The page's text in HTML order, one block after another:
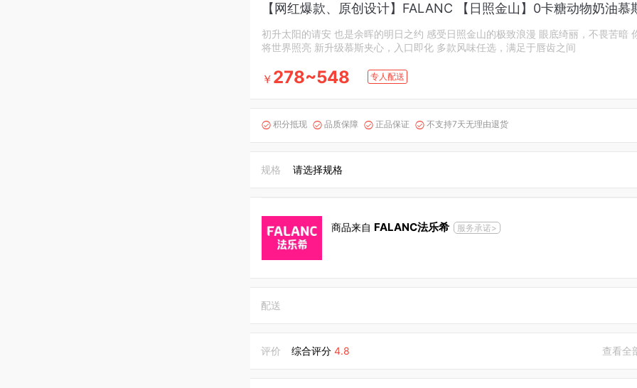
【网红爆款、原创设计】FALANC 【日照金山】0卡糖动物奶油慕
初升太阳的请安 也是余晖的明日之约 感受日照金山的极致浪漫 眼底绮丽，不畏苦暗
将世界照亮 新升级慕斯夹心，入口即化 多款风味任选，满足于唇齿之间
￥ 278~548 专人配送
 积分抵现  品质保障  正品保证  不支持7天无理由退货
规格 请选择规格
商品来自 FALANC法乐希 服务承诺>
配送
评价 综合评分 4.8 查看全